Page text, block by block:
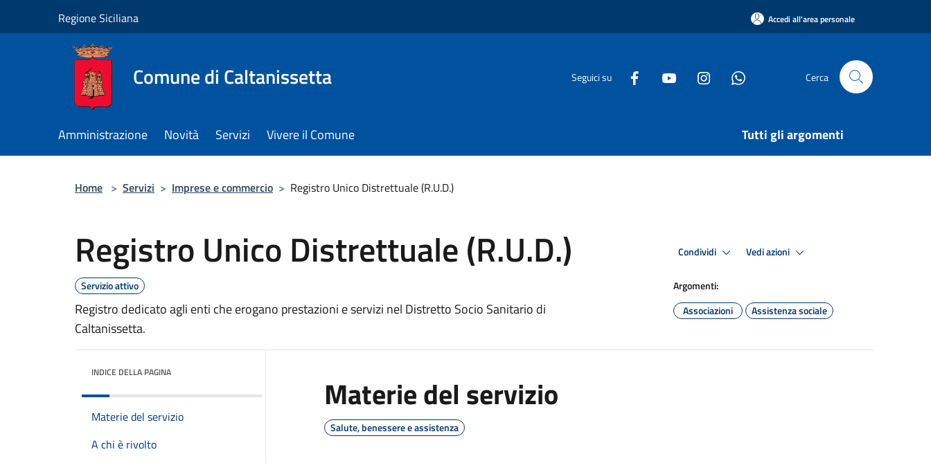
Regione Siciliana Accedi all'area personale
Comune di Caltanissetta Seguici su Cerca
Amministrazione Novità Servizi Vivere il Comune Tutti gli argomenti
Home > Servizi > Imprese e commercio > Registro Unico Distrettuale (R.U.D.)
Registro Unico Distrettuale (R.U.D.)
Servizio attivo
Registro dedicato agli enti che erogano prestazioni e servizi nel Distretto Socio Sanitario di
Caltanissetta.
Condividi Vedi azioni
Argomenti:
Associazioni
Assistenza sociale
INDICE DELLA PAGINA
Materie del servizio
A chi è rivolto
Materie del servizio
Salute, benessere e assistenza